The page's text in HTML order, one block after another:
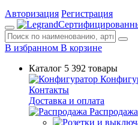
Авторизация Регистрация
В избранном В корзине
Каталог 5 392 товары
Контакты
Доставка и оплата
Распродажа